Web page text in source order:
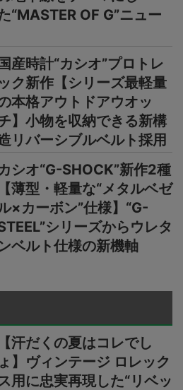
“MASTER OF G”ニュー
国産時計“カシオ”プロトレ
ック新作【シリーズ最軽量
本格アウトドアウオッ
】小物を収納できる新構
リバーシブルベルト採用
シオ“G-SHOCK”新作2種
【薄型・軽量な“メタルベゼ
×カーボン”仕様】“G-
シリーズからウレタ
ベルト仕様の新機軸
【汗だくの夏はコレでし
ょ】ヴィンテージ ロレック
用に忠実再現した“リベッ